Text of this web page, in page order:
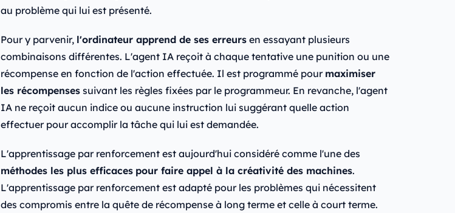
au problème qui lui est présenté.
Pour y parvenir, l'ordinateur apprend de ses erreursen essayant plusieurs
combinaisons différentes. L'agent IA reçoit à chaque tentative une punition ou une
récompense en fonction de l'action effectuée. Il est programmé pour maximiser
les récompensessuivant les règles fixées par le programmeur. En revanche, l'agent
IA ne reçoit aucun indice ou aucune instruction lui suggérant quelle action
effectuer pour accomplir la tâche qui lui est demandée.
L'apprentissage par renforcement est aujourd'hui considéré comme l'une des
méthodes les plus efficaces pour faire appel à la créativité des machines.
L'apprentissage par renforcement est adapté pour les problèmes qui nécessitent
des compromis entre la quête de récompense à long terme et celle à court terme.